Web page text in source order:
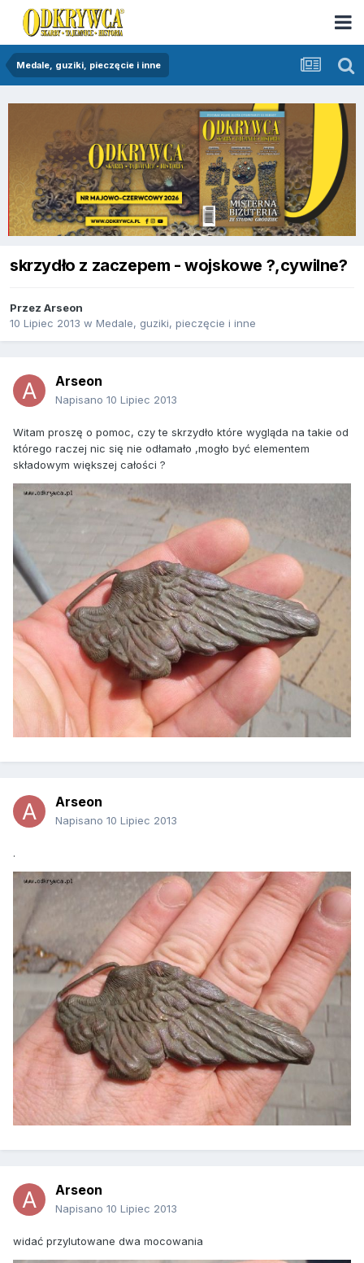
Medale, guziki, pieczęcie i inne
skrzydło z zaczepem - wojskowe ?,cywilne?
Przez Arseon
10 Lipiec 2013 w Medale, guziki, pieczęcie i inne
Arseon
Napisano 10 Lipiec 2013
Witam proszę o pomoc, czy te skrzydło które wygląda na takie od
którego raczej nic się nie odłamało ,mogło być elementem
składowym większej całości ?
Arseon
Napisano 10 Lipiec 2013
.
Arseon
Napisano 10 Lipiec 2013
widać przylutowane dwa mocowania